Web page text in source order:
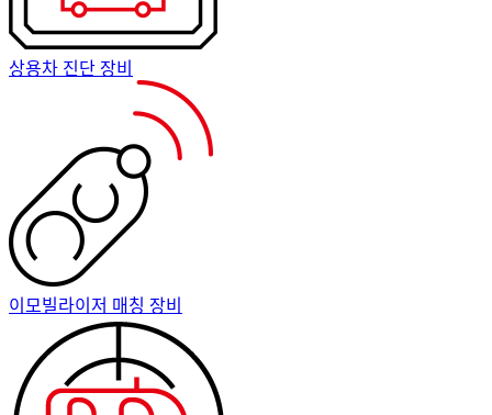
상용차 진단 장비
이모빌라이저 매칭 장비